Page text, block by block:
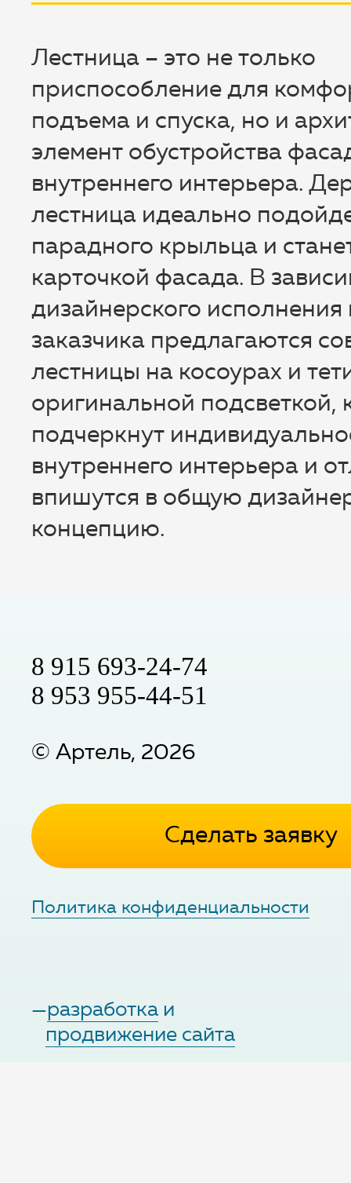
Лестница – это не только
приспособление для
подъема и спуска, но и
элемент обустройства
внутреннего интерьера.
лестница идеально
парадного крыльца и
карточкой фасада. В
дизайнерского
заказчика предлагаются
лестницы на косоурах и
оригинальной подсветкой,
подчеркнут
внутреннего интерьера и
впишутся в общую
концепцию.
8 915 693-24-74
8 953 955-44-51
© Артель, 2026
Сделать заявку
Политика конфиденциальности
—разработка и
продвижение сайта